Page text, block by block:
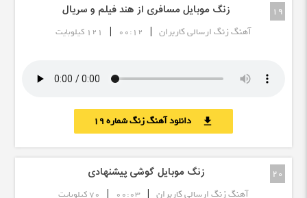
19 زنگ موبایل مسافری از هند فیلم و سریال
آهنگ زنگ ارسالی کاربران |
00:12
| 121 کیلوبایت
download دانلود آهنگ زنگ شماره 19
20 زنگ موبایل گوشی پیشنهادی
آهنگ زنگ ارسالی کاربران 00:03 70 کیلوبایت